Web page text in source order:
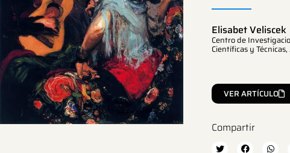
Elisabet Veliscek
Centro de
Científicas y
VER ARTÍCULO
Compartir